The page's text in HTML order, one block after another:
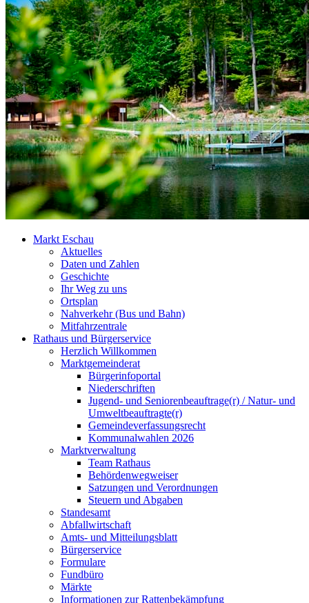
Markt Eschau
Aktuelles
Daten und Zahlen
Geschichte
Ihr Weg zu uns
Ortsplan
Nahverkehr (Bus und Bahn)
Mitfahrzentrale
Rathaus und Bürgerservice
Herzlich Willkommen
Marktgemeinderat
Bürgerinfoportal
Niederschriften
Jugend- und Seniorenbeauftrage(r) / Natur- und
Umweltbeauftragte(r)
Gemeindeverfassungsrecht
Kommunalwahlen 2026
Marktverwaltung
Team Rathaus
Behördenwegweiser
Satzungen und Verordnungen
Steuern und Abgaben
Standesamt
Abfallwirtschaft
Amts- und Mitteilungsblatt
Bürgerservice
Formulare
Fundbüro
Märkte
Informationen zur Rattenbekämpfung